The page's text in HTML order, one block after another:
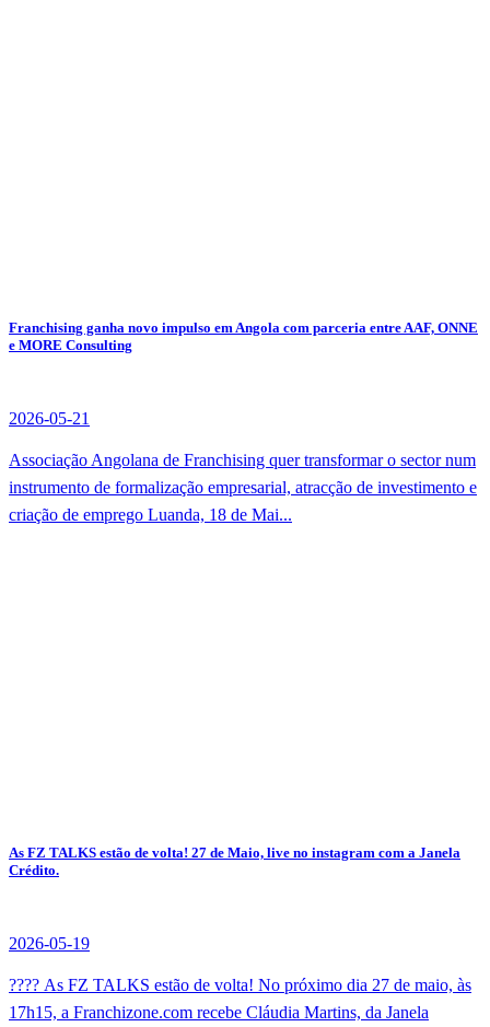
Franchising ganha novo impulso em Angola com parceria entre AAF, ONNE
e MORE Consulting
2026-05-21
Associação Angolana de Franchising quer transformar o sector num
instrumento de formalização empresarial, atracção de investimento e
criação de emprego Luanda, 18 de Mai...
As FZ TALKS estão de volta! 27 de Maio, live no instagram com a Janela
Crédito.
2026-05-19
???? As FZ TALKS estão de volta! No próximo dia 27 de maio, às
17h15, a Franchizone.com recebe Cláudia Martins, da Janela